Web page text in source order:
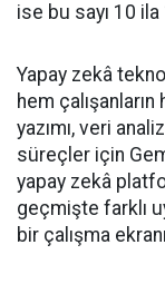
ise bu sayı 10
Yapay zekâ
hem
yazımı, veri
süreçler için
yapay zekâ
geçmişte farklı
bir çalışma